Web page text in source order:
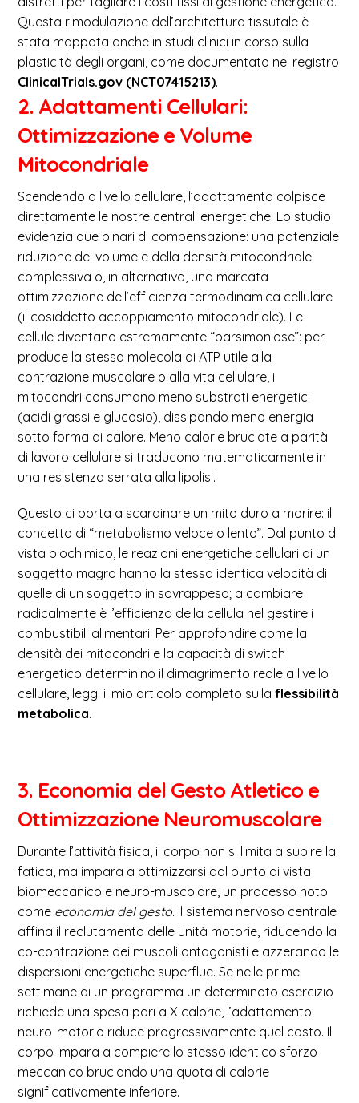
Questa rimodulazione dell’architettura tissutale è
stata mappata anche in studi clinici in corso sulla
plasticità degli organi, come documentato nel registro
ClinicalTrials.gov (NCT07415213).
2. Adattamenti Cellulari:
Ottimizzazione e Volume
Mitocondriale
Scendendo a livello cellulare, l’adattamento colpisce
direttamente le nostre centrali energetiche. Lo studio
evidenzia due binari di compensazione: una potenziale
riduzione del volume e della densità mitocondriale
complessiva o, in alternativa, una marcata
ottimizzazione dell’efficienza termodinamica cellulare
(il cosiddetto accoppiamento mitocondriale). Le
cellule diventano estremamente “parsimoniose”: per
produce la stessa molecola di ATP utile alla
contrazione muscolare o alla vita cellulare, i
mitocondri consumano meno substrati energetici
(acidi grassi e glucosio), dissipando meno energia
sotto forma di calore. Meno calorie bruciate a parità
di lavoro cellulare si traducono matematicamente in
una resistenza serrata alla lipolisi.
Questo ci porta a scardinare un mito duro a morire: il
concetto di “metabolismo veloce o lento”. Dal punto di
vista biochimico, le reazioni energetiche cellulari di un
soggetto magro hanno la stessa identica velocità di
quelle di un soggetto in sovrappeso; a cambiare
radicalmente è l’efficienza della cellula nel gestire i
combustibili alimentari. Per approfondire come la
densità dei mitocondri e la capacità di switch
energetico determinino il dimagrimento reale a livello
cellulare, leggi il mio articolo completo sullaflessibilità
metabolica.
3. Economia del Gesto Atletico e
Ottimizzazione Neuromuscolare
Durante l’attività fisica, il corpo non si limita a subire la
fatica, ma impara a ottimizzarsi dal punto di vista
biomeccanico e neuro-muscolare, un processo noto
come economia del gesto. Il sistema nervoso centrale
affina il reclutamento delle unità motorie, riducendo la
co-contrazione dei muscoli antagonisti e azzerando le
dispersioni energetiche superflue. Se nelle prime
settimane di un programma un determinato esercizio
richiede una spesa pari a X calorie, l’adattamento
neuro-motorio riduce progressivamente quel costo. Il
corpo impara a compiere lo stesso identico sforzo
meccanico bruciando una quota di calorie
significativamente inferiore.